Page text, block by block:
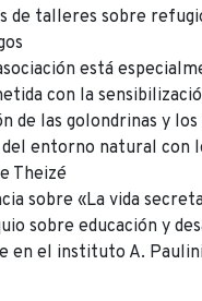
de talleres sobre
está
con la
de las golondrinas y los
entorno natural con
Theizé
sobre «La vida
sobre educación y
en el instituto A.